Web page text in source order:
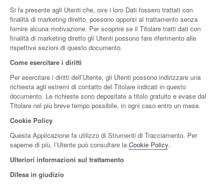
Si fa presente agli Utenti che, ove i loro Dati fossero trattati con
finalità di marketing diretto, possono opporsi al trattamento senza
fornire alcuna motivazione. Per scoprire se il Titolare tratti dati con
finalità di marketing diretto gli Utenti possono fare riferimento alle
rispettive sezioni di questo documento.
Come esercitare i diritti
Per esercitare i diritti dell’Utente, gli Utenti possono indirizzare una
richiesta agli estremi di contatto del Titolare indicati in questo
documento. Le richieste sono depositate a titolo gratuito e evase dal
Titolare nel più breve tempo possibile, in ogni caso entro un mese.
Cookie Policy
Questa Applicazione fa utilizzo di Strumenti di Tracciamento. Per
saperne di più, l’Utente può consultare la Cookie Policy.
Ulteriori informazioni sul trattamento
Difesa in giudizio